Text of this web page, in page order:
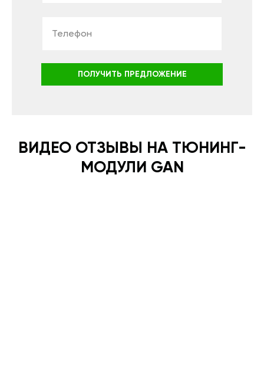
ПОЛУЧИТЬ ПРЕДЛОЖЕНИЕ
ВИДЕО ОТЗЫВЫ НА ТЮНИНГ-
МОДУЛИ GAN